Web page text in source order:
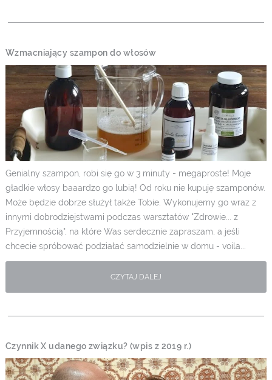
Wzmacniający szampon do włosów
Genialny szampon, robi się go w 3 minuty - megaproste! Moje
gładkie włosy baaardzo go lubią! Od roku nie kupuję szamponów.
Może będzie dobrze służył także Tobie. Wykonujemy go wraz z
innymi dobrodziejstwami podczas warsztatów "Zdrowie... z
Przyjemnością", na które Was serdecznie zapraszam, a jeśli
chcecie spróbować podziałać samodzielnie w domu - voila...
CZYTAJ DALEJ
Czynnik X udanego związku? (wpis z 2019 r.)